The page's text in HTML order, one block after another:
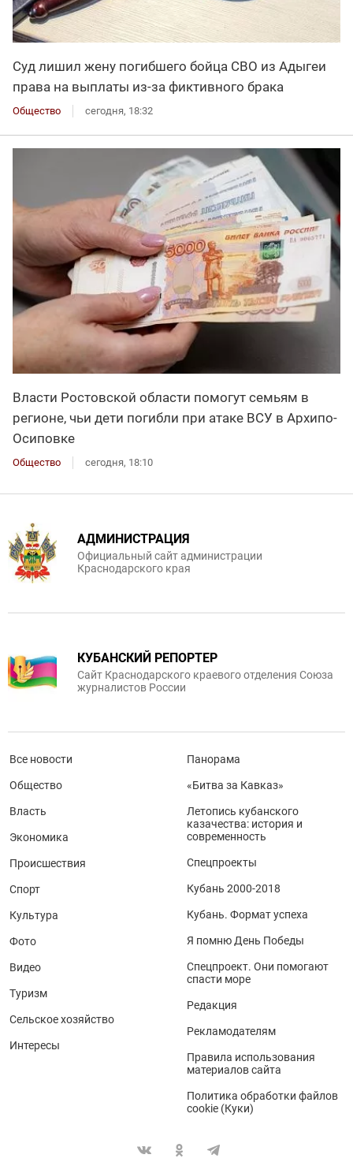
Суд лишил жену погибшего бойца СВО из Адыгеи
права на выплаты из-за фиктивного брака
Общество сегодня, 18:32
Власти Ростовской области помогут семьям в
регионе, чьи дети погибли при атаке ВСУ в Архипо-
Осиповке
Общество сегодня, 18:10
АДМИНИСТРАЦИЯ
Официальный сайт администрации
Краснодарского края
КУБАНСКИЙ РЕПОРТЕР
Сайт Краснодарского краевого отделения Союза
журналистов России
Все новости
Общество
Власть
Экономика
Происшествия
Спорт
Культура
Фото
Видео
Туризм
Сельское хозяйство
Интересы
Панорама
«Битва за Кавказ»
Летопись кубанского
казачества: история и
современность
Спецпроекты
Кубань 2000-2018
Кубань. Формат успеха
Я помню День Победы
Спецпроект. Они помогают
спасти море
Редакция
Рекламодателям
Правила использования
материалов сайта
Политика обработки файлов
cookie (Куки)